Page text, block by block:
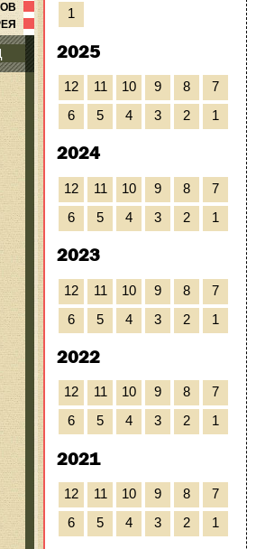
1
2025
12 11 10 9 8
7
6
5 4 3 2 1
2024
12 11 10 9 8
7
6
5 4 3 2 1
2023
12 11 10 9 8
7
6
5 4 3 2 1
2022
12 11 10 9 8
7
6
5 4 3 2 1
2021
12 11 10 9 8
7
6
5 4 3 2 1